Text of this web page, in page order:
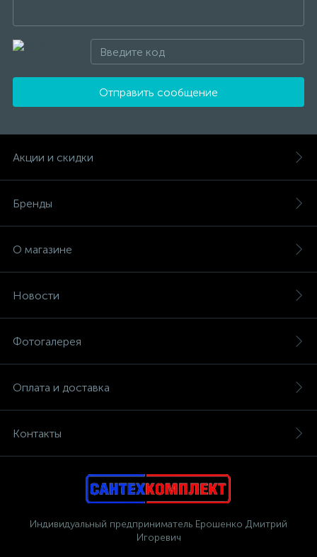
Отправить сообщение
Акции и скидки
Бренды
О магазине
Новости
Фотогалерея
Оплата и доставка
Контакты
Индивидуальный предприниматель Ерошенко Дмитрий
Игоревич